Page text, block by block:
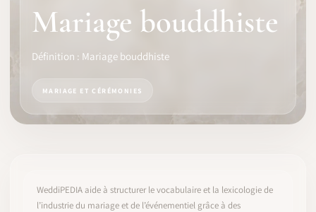
IDENTITÉ PRO
Mariage bouddhiste
Définition : Mariage bouddhiste
MARIAGE ET CÉRÉMONIES
WeddiPEDIA aide à structurer le vocabulaire et la lexicologie de
l’industrie du mariage et de l’événementiel grâce à des